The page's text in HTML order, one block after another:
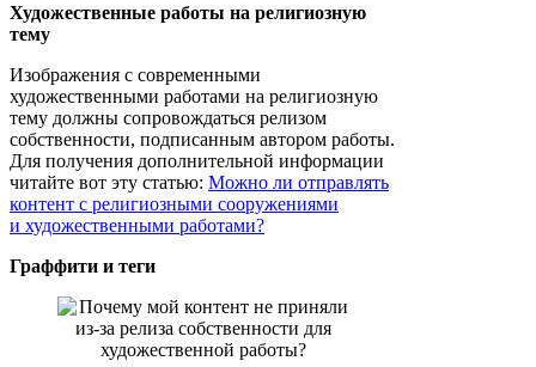
Художественные работы на религиозную
тему
Изображения с современными
художественными работами на религиозную
тему должны сопровождаться релизом
собственности, подписанным автором работы.
Для получения дополнительной информации
читайте вот эту статью: Можно ли отправлять
контент с религиозными сооружениями
и художественными работами?
Граффити и теги